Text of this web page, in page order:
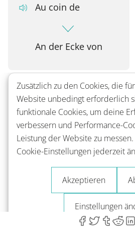
Au coin de
An der Ecke von
Au bout de
Am Ende von
La prochaine rue | La
Zusätzlich zu den Cookies, die
Website unbedingt erforderlich
funktionale Cookies, um deine
verbessern und Performance-
Leistung der Website zu
Cookie-Einstellungen jederzeit
Akzeptieren
Einstellungen